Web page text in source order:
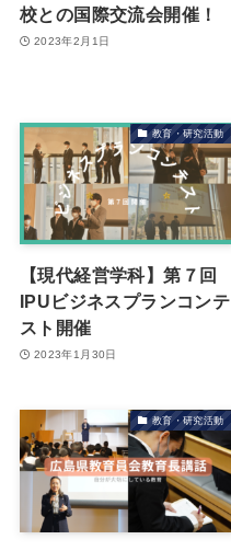
校との国際交流会開催！
2023年2月1日
教育・研究活動
【現代経営学科】第７回
IPUビジネスプランコンテ
スト開催
2023年1月30日
教育・研究活動